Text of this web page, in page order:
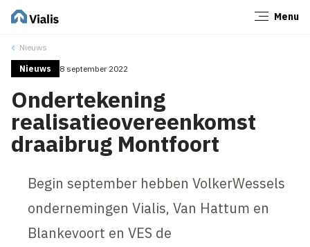
Menu
Nieuws
Nieuws 8 september 2022
Ondertekening
realisatieovereenkomst
draaibrug Montfoort
Begin september hebben VolkerWessels
ondernemingen Vialis, Van Hattum en
Blankevoort en VES de
Sluiten